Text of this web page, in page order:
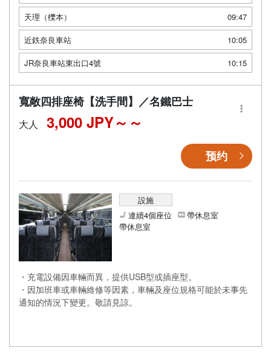
天理（櫟本）
09:47
近鉄奈良車站
10:05
JR奈良車站東出口4號
10:15
寬敞四排座椅【洗手間】／名鐵巴士
大人 3,000 JPY～
预约
設施
連續4個座位
帶休息室
帶休息室
・充電設備因車輛而異，提供USB型或插座型。
・因加班車或車輛維修等因素，車輛及座位規格可能於未事先
通知的情況下變更。敬請見諒。